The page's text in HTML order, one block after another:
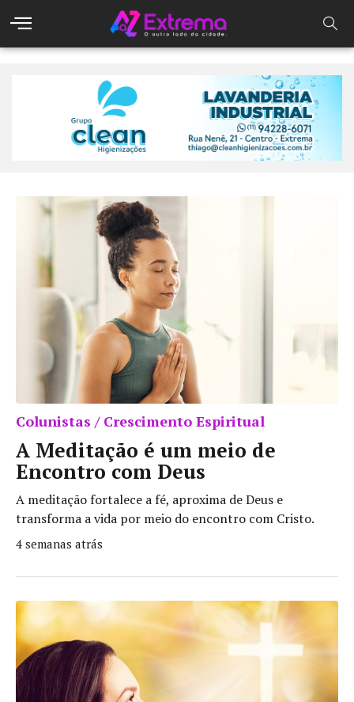
Colunistas / Crescimento Espiritual
A Meditação é um meio de
Encontro com Deus
A meditação fortalece a fé, aproxima de Deus e
transforma a vida por meio do encontro com Cristo.
4 semanas atrás